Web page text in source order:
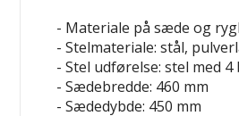
- Materiale på sæde og
- Stelmateriale: stål,
- Stel udførelse: stel med 4
- Sædebredde: 460 mm
- Sædedybde: 450 mm